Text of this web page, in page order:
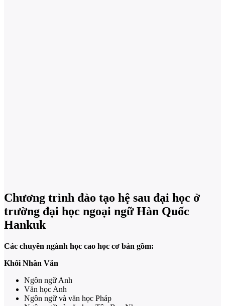
Chương trình đào tạo hệ sau đại học ở
trường đại học ngoại ngữ Hàn Quốc
Hankuk
Các chuyên ngành học cao học cơ bản gồm:
Khối Nhân Văn
Ngôn ngữ Anh
Văn học Anh
Ngôn ngữ và văn học Pháp